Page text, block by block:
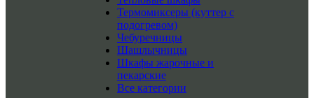
Термомиксеры (куттер с
подогревом)
Чебуречницы
Шашлычницы
Шкафы жарочные и
пекарские
Все категории